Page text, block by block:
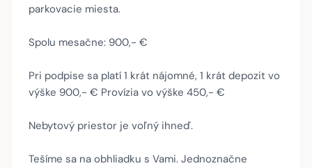
parkovacie miesta.
Spolu mesačne: 900,- €
Pri podpise sa platí 1 krát nájomné, 1 krát depozit vo
výške 900,- € Provízia vo výške 450,- €
Nebytový priestor je voľný ihneď.
Tešíme sa na obhliadku s Vami. Jednoznačne